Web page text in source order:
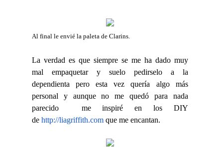
Al final le envié la paleta de Clarins.
La verdad es que siempre se me ha dado muy
mal empaquetar y suelo pedirselo a la
dependienta pero esta vez quería algo más
personal y aunque no me quedó para nada
parecido me inspiré en los DIY
de http://liagriffith.com que me encantan.